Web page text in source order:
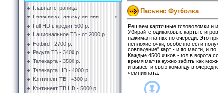
Главная страница
Цены на установку антенн
Full HD в кредит-500 р.
Национальное ТВ - от 2000 р.
Hotbird - 2700 р.
Радуга ТВ - 3400 р.
Телекарта - 3500 р.
Телекарта HD - 4000 р.
Континент ТВ - 4300 р.
Континент ТВ HD - 5000 р.
Пасьянс Футболка
Решаем карточные головоломки и
Убирайте одинаковые карты с
нажимая на них по очереди. Это
неплохие очки, особенно если
совпадение" карт - и по масти, и по
Каждые 4500 очков - гол в ворота
время матча нужно забить как
и вывести свою команду в
чемпионата.